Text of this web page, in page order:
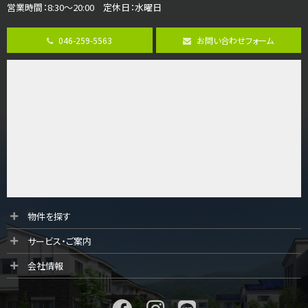
第8位
4,190万円
4ＬＤＫ
桜ヶ丘駅
第10位
3,990万円
海老名駅
LDKは広々20帖以上とゆとりのある空間！全居室…
営業時間：8:30～20:00 定休日：水曜日
046-259-5563 お問い合わせフォーム
物件を探す
サービス・ご案内
会社情報